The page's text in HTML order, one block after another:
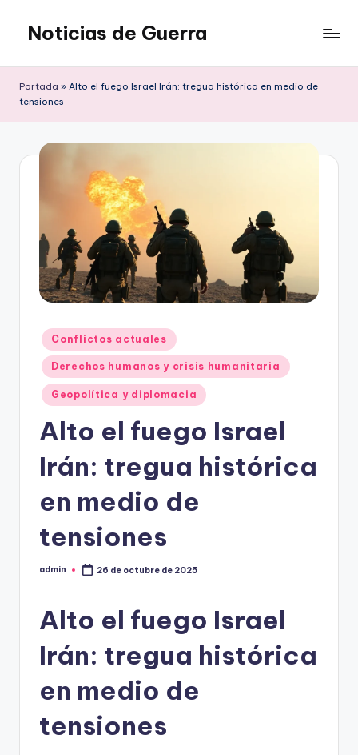
Saltar
contenido
Noticias de Guerra
Portada » Alto el fuego Israel Irán: tregua histórica en medio de
tensiones
Publicado
en
Conflictos actuales
Derechos humanos y crisis humanitaria
Geopolítica y diplomacia
Alto el fuego Israel
Irán: tregua histórica
en medio de
tensiones
Publicado
admin 26 de octubre de 2025
Alto el fuego Israel
Irán: tregua histórica
en medio de
tensiones